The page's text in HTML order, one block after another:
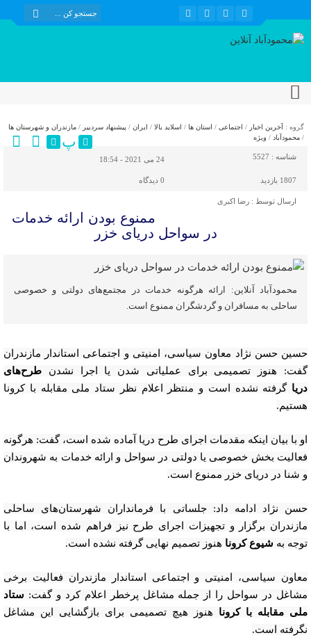
گروه : آخرین اخبار / اجتماعی / استان ها / اسلاید بالا / ایران / پیشنهاد سردبیر / مازندران و شهرستان ها
/ محمودآباد / ویژه پ
شناسه : 5527 24 می 2021 - 18:54
1807 بازدید 0 دیدگاه
ارسال توسط : رضا اکبری
ممنوع بودن ارائه خدمات
در سواحل دریای خزر
محمودآباد آنلاین: ارائه هرگونه خدمات در مجتمع‌های دولتی و خصوصی
ساحلی به مسافران و گردشگران ممنوع است.
حسین حسن نژاد معاون سیاسی، امنیتی و اجتماعی استاندار مازندران
گفت: هنوز تصمیمی برای عملیاتی شدن یا اجرا نشدن طرح‌های
دریا گرفته نشده است و منتظر اعلام نظر ستاد ملی مقابله با کرونا
هستیم.
او با بیان اینکه مقدمات اجرای طرح دریا آماده شده است، گفت: هرگونه
فعالیت بخش خصوصی یا دولتی در سواحل و ارائه خدمات به شهروندان
و شنا در دریای خزر ممنوع است.
حسن نژاد ادامه داد: جلساتی با فرمانداران شهرستان‌های ساحلی
مازندران برگزار و تجهیزات اجرای طرح نیز فراهم شده است، اما با
توجه به شیوع کرونا هنوز تصمیم نهایی گرفته نشده است.
معاون سیاسی، امنیتی و اجتماعی استاندار مازندران فعالیت برخی
مشاغل در سواحل را از جمله مشاغل پرخطر اعلام کرد و گفت: ستاد
ملی مقابله با کرونا هنوز هیچ تصمیمی برای بازگشایی این مشاغل
نگرفته است.